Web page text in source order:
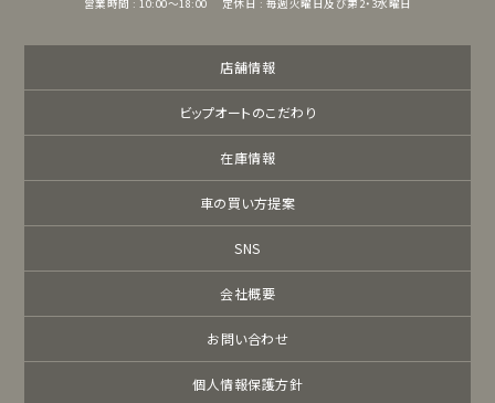
店舗情報
ビップオートのこだわり
在庫情報
車の買い方提案
SNS
会社概要
お問い合わせ
個人情報保護方針